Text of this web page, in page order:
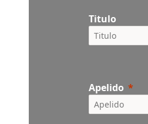
Titulo
Apelido